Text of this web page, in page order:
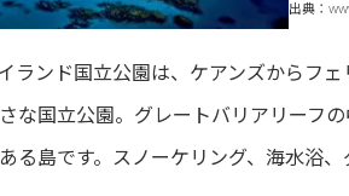
出典：
ランド国立公園は、ケアンズからフ
な国立公園。グレートバリアリーフ
る島です。スノーケリング、海水浴、